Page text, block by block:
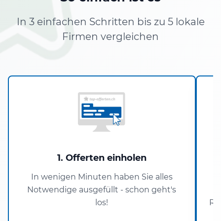
In 3 einfachen Schritten bis zu 5 lokale
Firmen vergleichen
1. Offerten einholen
In wenigen Minuten haben Sie alles
Notwendige ausgefüllt - schon geht's
los!